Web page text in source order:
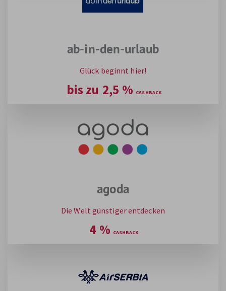
ab-in-den-urlaub
Glück beginnt hier!
bis zu 2,5 %
agoda
Die Welt günstiger entdecken
4 %